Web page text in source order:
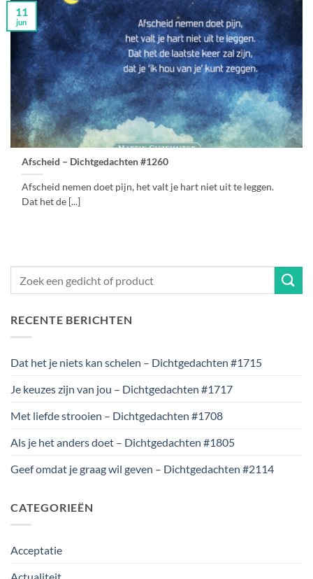
Afscheid – Dichtgedachten #1260
Afscheid nemen doet pijn, het valt je hart niet uit te leggen.
Dat het de [...]
11
jun
RECENTE BERICHTEN
Dat het je niets kan schelen – Dichtgedachten #1715
Je keuzes zijn van jou – Dichtgedachten #1717
Met liefde strooien – Dichtgedachten #1708
Als je het anders doet – Dichtgedachten #1805
Geef omdat je graag wil geven – Dichtgedachten #2114
CATEGORIEËN
Acceptatie
Actualiteit